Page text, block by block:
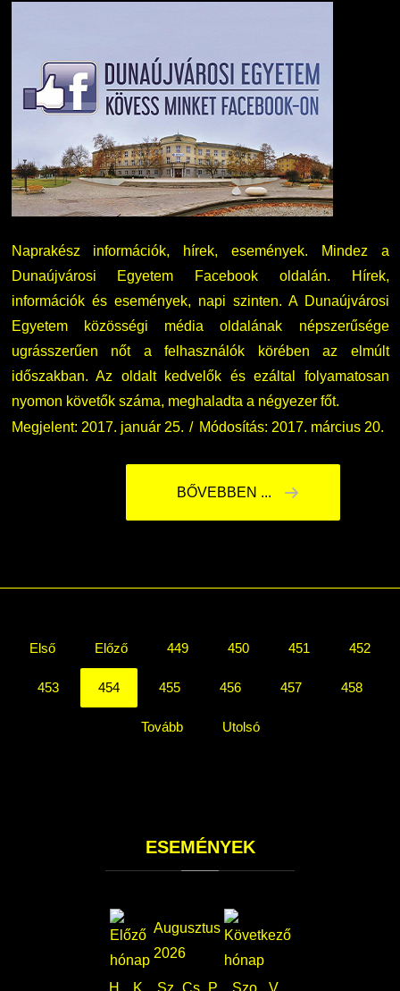
Naprakész információk, hírek, események. Mindez a
Dunaújvárosi Egyetem Facebook oldalán. Hírek,
információk és események, napi szinten. A Dunaújvárosi
Egyetem közösségi média oldalának népszerűsége
ugrásszerűen nőt a felhasználók körében az elmúlt
időszakban. Az oldalt kedvelők és ezáltal folyamatosan
nyomon követők száma, meghaladta a négyezer főt.
Megjelent: 2017. január 25.
Módosítás: 2017. március 20.
BŐVEBBEN ...
Első Előző 449 450 451 452
453 454 455 456 457 458
Tovább Utolsó
ESEMÉNYEK
Augusztus
2026